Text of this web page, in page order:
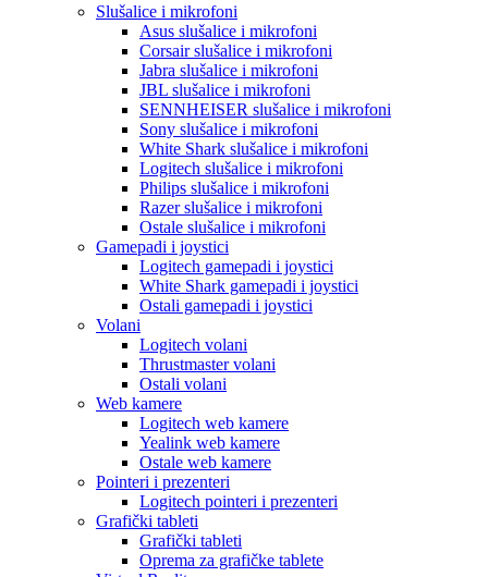
Slušalice i mikrofoni
Asus slušalice i mikrofoni
Corsair slušalice i mikrofoni
Jabra slušalice i mikrofoni
JBL slušalice i mikrofoni
SENNHEISER slušalice i mikrofoni
Sony slušalice i mikrofoni
White Shark slušalice i mikrofoni
Logitech slušalice i mikrofoni
Philips slušalice i mikrofoni
Razer slušalice i mikrofoni
Ostale slušalice i mikrofoni
Gamepadi i joystici
Logitech gamepadi i joystici
White Shark gamepadi i joystici
Ostali gamepadi i joystici
Volani
Logitech volani
Thrustmaster volani
Ostali volani
Web kamere
Logitech web kamere
Yealink web kamere
Ostale web kamere
Pointeri i prezenteri
Logitech pointeri i prezenteri
Grafički tableti
Grafički tableti
Oprema za grafičke tablete